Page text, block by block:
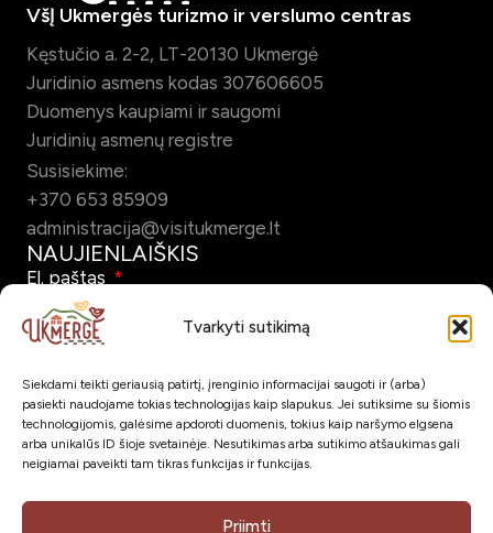
Tvarkyti sutikimą
Siekdami teikti geriausią patirtį, įrenginio informacijai saugoti ir (arba)
pasiekti naudojame tokias technologijas kaip slapukus. Jei sutiksime su šiomis
technologijomis, galėsime apdoroti duomenis, tokius kaip naršymo elgsena
arba unikalūs ID šioje svetainėje. Nesutikimas arba sutikimo atšaukimas gali
neigiamai paveikti tam tikras funkcijas ir funkcijas.
Priimti
VšĮ Ukmergės turizmo ir verslumo centras
Kęstučio a. 2-2, LT-20130 Ukmergė
Juridinio asmens kodas 307606605
Duomenys kaupiami ir saugomi
Juridinių asmenų registre
Susisiekime:
+370 653 85909
administracija@visitukmerge.lt
NAUJIENLAIŠKIS
El. paštas
Pažymėdamas šį laukelį patvirtinu, kad sutinku gauti Ukmergės
turizmo naujienlaiškį el. paštu.
Prenumeruoti
SOC. TINKLAI